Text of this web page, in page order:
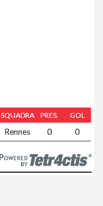
SQUADRA PRES. GOL
Rennes 0 0